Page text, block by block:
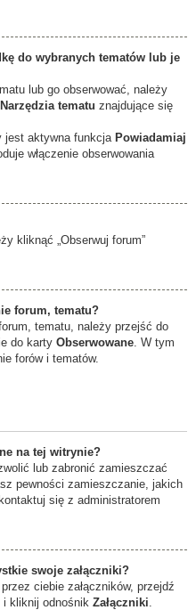
do wybranych tematów lub je
lub go obserwować, należy
Narzędzia tematu znajdujące się
jest aktywna funkcja Powiadamiaj
włączenie obserwowania
kliknąć „Obserwuj forum”
forum, tematu?
tematu, należy przejść do
do karty Obserwowane. W tym
forów i tematów.
na tej witrynie?
lub zabronić zamieszczać
pewności zamieszczanie, jakich
się z administratorem
swoje załączniki?
ciebie załączników, przejdź
i kliknij odnośnik Załączniki